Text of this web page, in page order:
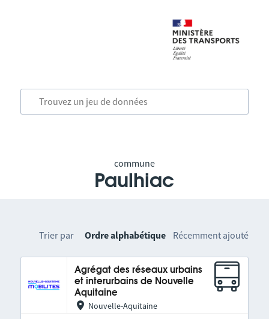
commune
Paulhiac
Trier par Ordre alphabétique Récemment ajouté
Agrégat des réseaux urbains
et interurbains de Nouvelle
Aquitaine
Nouvelle-Aquitaine